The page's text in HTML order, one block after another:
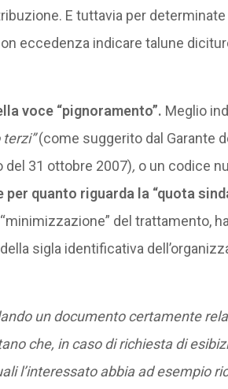
E tuttavia per
eccedenza indicare talune
voce “pignoramento”. Meglio
(come suggerito dal Garante
del 31 ottobre 2007), o un codice
per quanto riguarda la “quota
del trattamento,
della sigla identificativa
un documento certamente
che, in caso di richiesta di
l’interessato abbia ad esempio